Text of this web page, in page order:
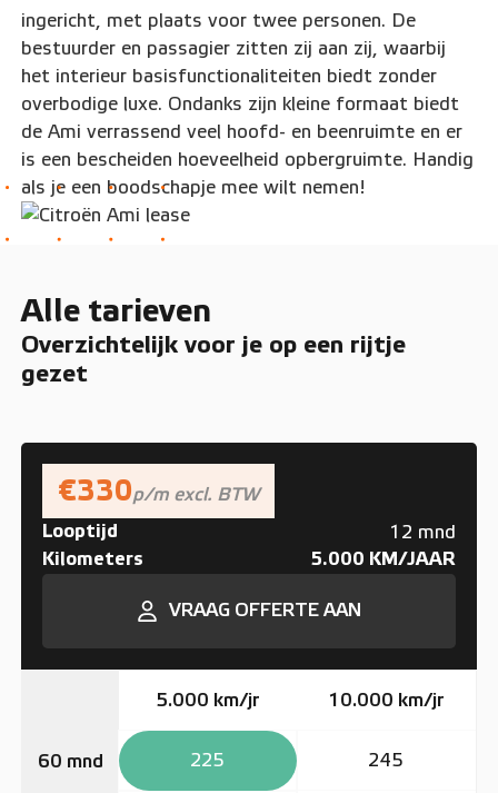
ingericht, met plaats voor twee personen. De
bestuurder en passagier zitten zij aan zij, waarbij
het interieur basisfunctionaliteiten biedt zonder
overbodige luxe. Ondanks zijn kleine formaat biedt
de Ami verrassend veel hoofd- en beenruimte en er
is een bescheiden hoeveelheid opbergruimte. Handig
als je een boodschapje mee wilt nemen!
Alle tarieven
Overzichtelijk voor je op een rijtje
gezet
€330p/m excl. BTW
Looptijd
12 mnd
Kilometers 5.000 KM/JAAR
VRAAG OFFERTE AAN
60 mnd
5.000 km/jr 10.000 km/jr
225 245